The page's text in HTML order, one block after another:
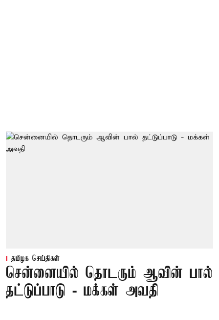
தமிழக செய்திகள்
சென்னையில் தொடரும் ஆவின் பால்
தட்டுப்பாடு - மக்கள் அவதி